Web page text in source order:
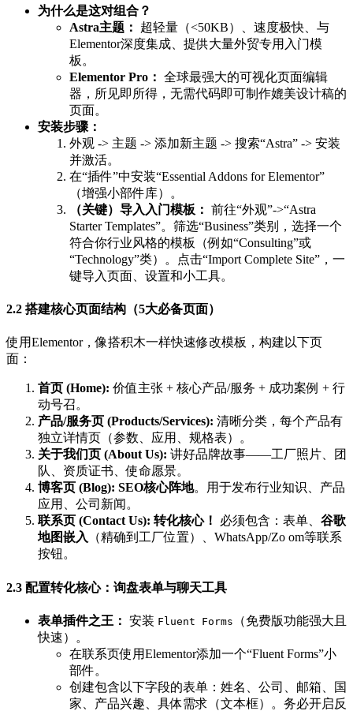
为什么是这对组合？
Astra主题：
超轻量（<50KB）、速度极快、与
Elementor深度集成、提供大量外贸专用入门模
板。
Elementor Pro： 全球最强大的可视化页面编辑
器，所见即所得，无需代码即可制作媲美设计稿的
页面。
安装步骤：
外观 -> 主题 -> 添加新主题 -> 搜索“Astra” -> 安装
并激活。
在“插件”中安装“Essential Addons for Elementor”
（增强小部件库）。
（关键）导入入门模板： 前往“外观”->“Astra
Starter Templates”。筛选“Business”类别，选择一个
符合你行业风格的模板（例如“Consulting”或
“Technology”类）。点击“Import Complete Site”，一
键导入页面、设置和小工具。
2.2 搭建核心页面结构（5大必备页面）
使用Elementor，像搭积木一样快速修改模板，构建以下页
面：
首页 (Home): 价值主张 + 核心产品/服务 + 成功案例 + 行
动号召。
产品/服务页 (Products/Services): 清晰分类，每个产品有
独立详情页（参数、应用、规格表）。
关于我们页 (About Us): 讲好品牌故事——工厂照片、团
队、资质证书、使命愿景。
博客页 (Blog): SEO核心阵地。用于发布行业知识、产品
应用、公司新闻。
联系页 (Contact Us): 转化核心！ 必须包含：表单、 谷歌
地图嵌入 （精确到工厂位置）、WhatsApp/Zo om等联系
按钮。
2.3 配置转化核心：询盘表单与聊天工具
表单插件之王： 安装 Fluent Forms
（免费版功能强大且
快速）。
在联系页使用Elementor添加一个“Fluent Forms”小
部件。
创建包含以下字段的表单：姓名、公司、邮箱、国
家、产品兴趣、具体需求（文本框）。务必开启反